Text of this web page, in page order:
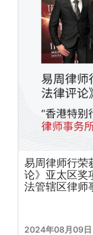
易周律师行荣
论》亚太区奖
法管辖区律师
2024年08月09日